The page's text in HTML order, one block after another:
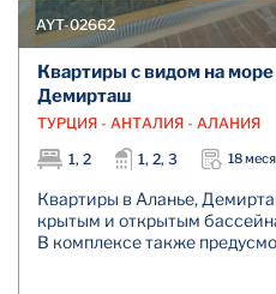
AYT-02662
Квартиры с видом на
Демирташ
ТУРЦИЯ - АНТАЛИЯ - АЛАНИЯ
1, 2
1, 2, 3 18
Квартиры в Аланье,
крытым и открытым
В комплексе также